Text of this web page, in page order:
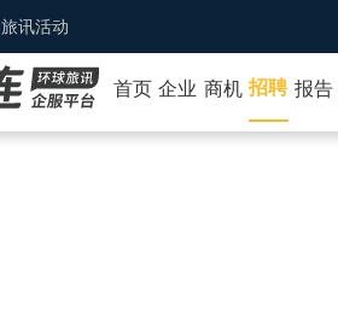
旅讯活动
首页 企业 商机 招聘 报告